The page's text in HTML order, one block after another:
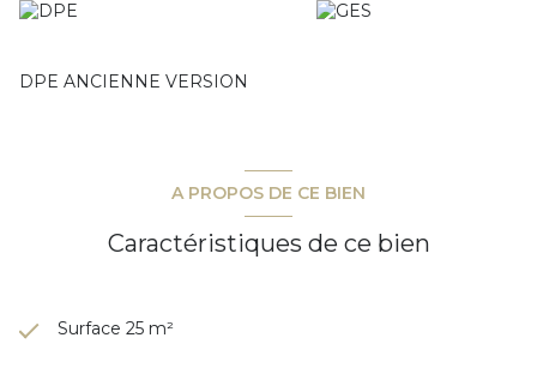
DPE ANCIENNE VERSION
A PROPOS DE CE BIEN
Caractéristiques de ce bien
Surface 25 m²